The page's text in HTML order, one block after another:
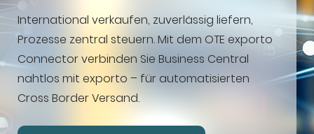
International verkaufen, zuverlässig liefern,
Prozesse zentral steuern. Mit dem OTE exporto
Connector verbinden Sie Business Central
nahtlos mit exporto – für automatisierten
Cross Border Versand.